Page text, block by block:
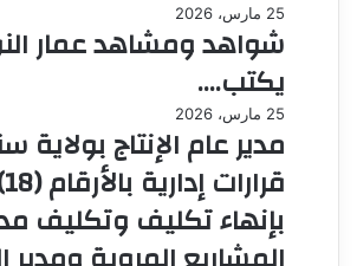
25 مارس، 2026
شواهد ومشاهد عمار
يكتب….
25 مارس، 2026
مدير عام الإنتاج بولاية
بإنهاء تكليف وتكليف